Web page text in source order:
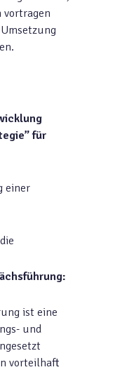
für
einer
ist eine
und
vorteilhaft